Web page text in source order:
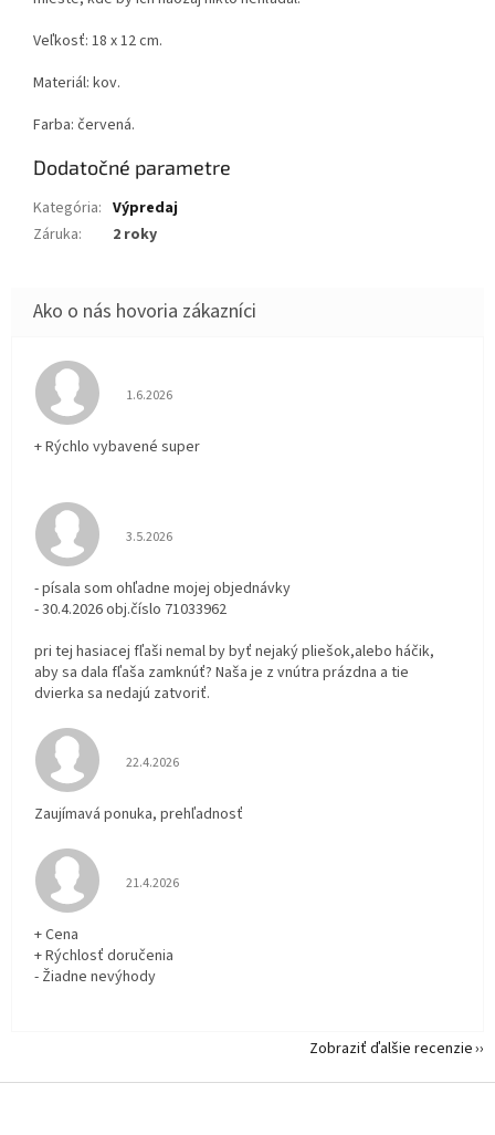
Veľkosť: 18 x 12 cm.
Materiál: kov.
Farba: červená.
Dodatočné parametre
Kategória: Výpredaj
Záruka: 2 roky
Hodnotenie obchodu je 5 z 5 hviezdičiek.
1.6.2026
+ Rýchlo vybavené super
Hodnotenie obchodu je 3 z 5 hviezdičiek.
3.5.2026
- písala som ohľadne mojej objednávky
- 30.4.2026 obj.číslo 71033962
pri tej hasiacej fľaši nemal by byť nejaký pliešok,alebo háčik,
aby sa dala fľaša zamknúť? Naša je z vnútra prázdna a tie
dvierka sa nedajú zatvoriť.
Hodnotenie obchodu je 5 z 5 hviezdičiek.
22.4.2026
Zaujímavá ponuka, prehľadnosť
Hodnotenie obchodu je 5 z 5 hviezdičiek.
21.4.2026
+ Cena
+ Rýchlosť doručenia
- Žiadne nevýhody
Zobraziť ďalšie recenzie